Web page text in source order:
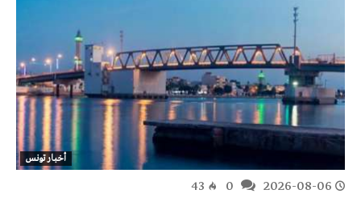
أخبار تونس
2026-08-06
43